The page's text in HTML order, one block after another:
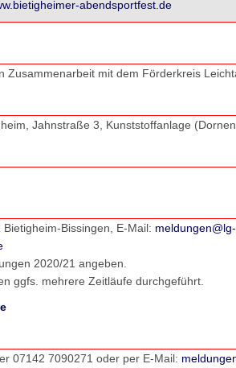
abendsportfest.de
Zusammenarbeit mit dem Förderkreis
Jahnstraße 3, Kunststoffanlage
Bissingen, E-Mail:
2020/21 angeben.
ggfs. mehrere Zeitläufe durchgeführt.
07142 7090271 oder per E-Mail: